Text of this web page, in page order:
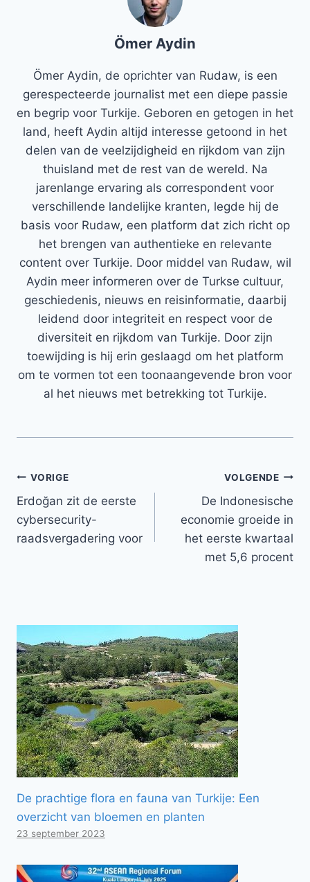
Ömer Aydin
Ömer Aydin, de oprichter van Rudaw, is een
gerespecteerde journalist met een diepe passie
en begrip voor Turkije. Geboren en getogen in het
land, heeft Aydin altijd interesse getoond in het
delen van de veelzijdigheid en rijkdom van zijn
thuisland met de rest van de wereld. Na
jarenlange ervaring als correspondent voor
verschillende landelijke kranten, legde hij de
basis voor Rudaw, een platform dat zich richt op
het brengen van authentieke en relevante
content over Turkije. Door middel van Rudaw, wil
Aydin meer informeren over de Turkse cultuur,
geschiedenis, nieuws en reisinformatie, daarbij
leidend door integriteit en respect voor de
diversiteit en rijkdom van Turkije. Door zijn
toewijding is hij erin geslaagd om het platform
om te vormen tot een toonaangevende bron voor
al het nieuws met betrekking tot Turkije.
Bericht
navigatie
VORIGE
Erdoğan zit de eerste
cybersecurity-
raadsvergadering voor
VOLGENDE
De Indonesische
economie groeide in
het eerste kwartaal
met 5,6 procent
De prachtige flora en fauna van Turkije: Een
overzicht van bloemen en planten
23 september 2023